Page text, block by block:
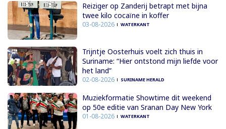
Reiziger op Zanderij betrapt met bijna
twee kilo cocaïne in koffer
03-08-2026 WATERKANT
Trijntje Oosterhuis voelt zich thuis in
Suriname: “Hier ontstond mijn liefde voor
het land”
02-08-2026 SURINAME HERALD
Muziekformatie Showtime dit weekend
op 50e editie van Sranan Day New York
01-08-2026 WATERKANT